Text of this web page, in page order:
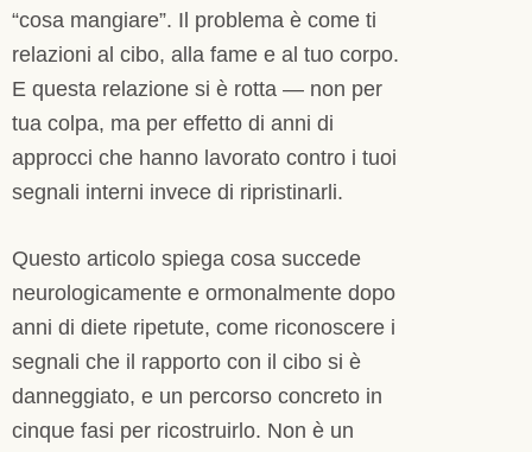
“cosa mangiare”. Il problema è come ti
relazioni al cibo, alla fame e al tuo corpo.
E questa relazione si è rotta — non per
tua colpa, ma per effetto di anni di
approcci che hanno lavorato contro i tuoi
segnali interni invece di ripristinarli.
Questo articolo spiega cosa succede
neurologicamente e ormonalmente dopo
anni di diete ripetute, come riconoscere i
segnali che il rapporto con il cibo si è
danneggiato, e un percorso concreto in
cinque fasi per ricostruirlo. Non è un